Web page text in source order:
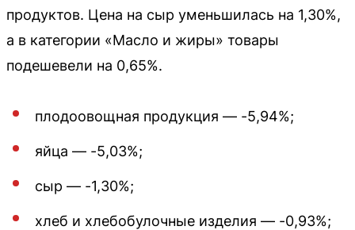
продуктов. Цена на сыр уменьшилась на 1,30%,
а в категории «Масло и жиры» товары
подешевели на 0,65%.
плодоовощная продукция — -5,94%;
яйца — -5,03%;
сыр — -1,30%;
хлеб и хлебобулочные изделия — -0,93%;